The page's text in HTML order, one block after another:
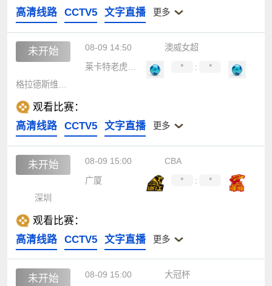
高清线路
CCTV5 文字直播 更多
未开始 08-09 14:50
澳威女超
莱卡特老虎女足
* :
*
观看比赛：
高清线路
CCTV5 文字直播 更多
未开始 08-09 15:00
CBA
广厦
* :
*
深圳
观看比赛：
高清线路
CCTV5 文字直播 更多
未开始 08-09 15:00
大冠杯